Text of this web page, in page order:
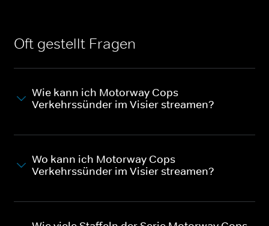
Oft gestellt Fragen
Wie kann ich Motorway Cops -
Verkehrssünder im Visier streamen?
Wo kann ich Motorway Cops -
Verkehrssünder im Visier streamen?